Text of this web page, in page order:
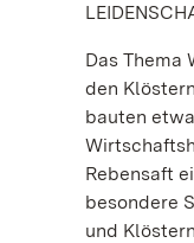
Das Thema
den
bauten
Rebensaft
besondere
und